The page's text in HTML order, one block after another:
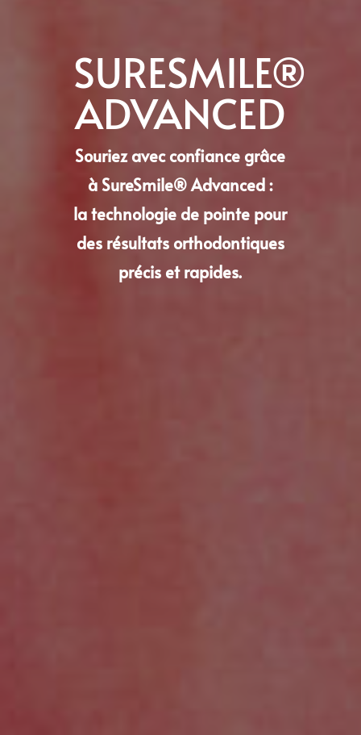
SURESMILE®
ADVANCED
Souriez avec confiance grâce
à SureSmile® Advanced :
la technologie de pointe pour
des résultats orthodontiques
précis et rapides.